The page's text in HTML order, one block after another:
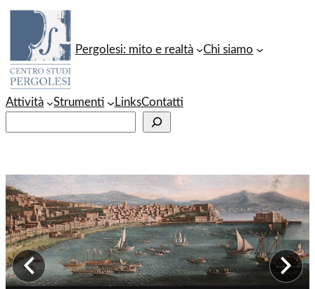
Vai
contenuto
Pergolesi: mito e realtà Chi siamo
Attività Strumenti LinksContatti
c
a
Immagine precedente